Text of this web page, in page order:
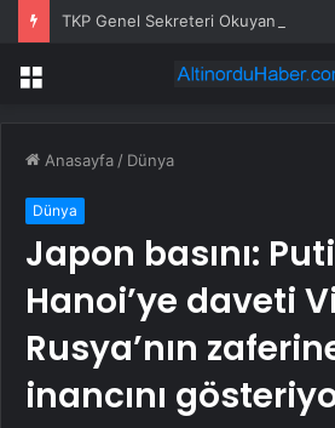
Menü
Anasayfa / Dünya
Dünya
Japon basını:
Hanoi’ye daveti
Rusya’nın
inancını